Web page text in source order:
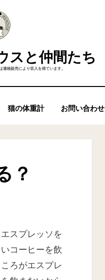
スと仲間たち
格販売により収入を得ています。
猫の体重計 お問い合わせ
？
スプレッソを
コーヒーを飲
ろがエスプレ